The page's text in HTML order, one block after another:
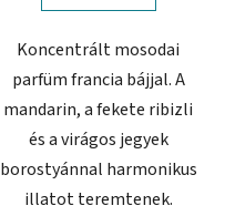
Koncentrált mosodai
parfüm francia bájjal. A
mandarin, a fekete ribizli
és a virágos jegyek
borostyánnal harmonikus
illatot teremtenek.